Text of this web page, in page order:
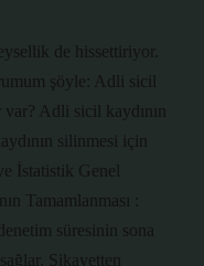
de hissettiriyor.
şöyle: Adli sicil
Adli sicil kaydının
silinmesi için
İstatistik Genel
Tamamlanması :
süresinin sona
Şikayetten